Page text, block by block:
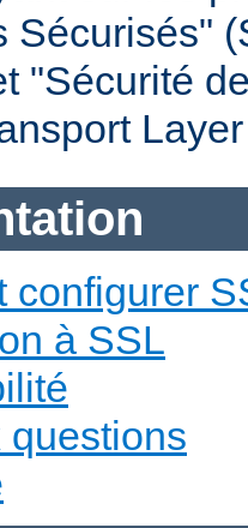
Sécurisés"
"Sécurité
configurer
à SSL
questions